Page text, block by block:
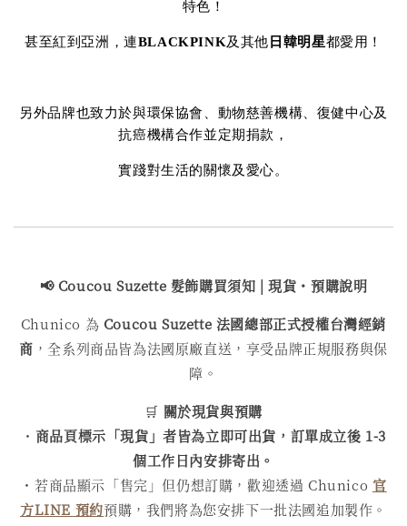
特色！
甚至紅到亞洲，連BLACKPINK及其他 日韓明星都愛用！
另外品牌也致力於與環保協會、動物慈善機構、復健中心及
抗癌機構合作並定期捐款，
實踐對生活的關懷及愛心。
📢 Coucou Suzette 髮飾購買須知 | 現貨・預購說明
Chunico 為 Coucou Suzette 法國總部正式授權台灣經銷
商 ，全系列商品皆為法國原廠直送，享受品牌正規服務與保
障。
🛒 關於現貨與預購
・ 商品頁標示「現貨」者皆為立即可出貨，訂單成立後 1-3
個工作日內安排寄出。
・若商品顯示「售完」但仍想訂購，歡迎透過 Chunico 官
方LINE 預約預購，我們將為您安排下一批法國追加製作。